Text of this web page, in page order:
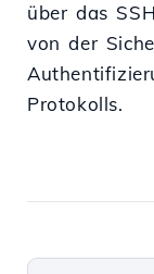
über das
von der
Protokolls.